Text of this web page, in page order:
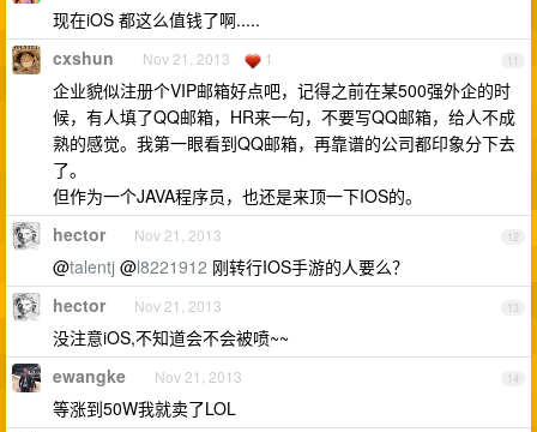
现在iOS 都这么值钱了啊.....
11
cxshun Nov 21, 2013 1
企业貌似注册个VIP邮箱好点吧，记得之前在某500强外企的时
候，有人填了QQ邮箱，HR来一句，不要写QQ邮箱，给人不成
熟的感觉。我第一眼看到QQ邮箱，再靠谱的公司都印象分下去
了。
但作为一个JAVA程序员，也还是来顶一下IOS的。
12
hector Nov 21, 2013
@talentj @l8221912 刚转行IOS手游的人要么？
13
hector Nov 21, 2013
没注意iOS,不知道会不会被喷~~
14
ewangke Nov 21, 2013
等涨到50W我就卖了LOL